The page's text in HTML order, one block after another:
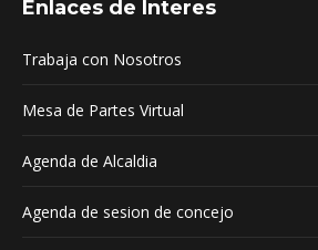
opens
new
opens
new
opens
new
Enlaces de Interes
Trabaja con Nosotros
Mesa de Partes Virtual
Agenda de Alcaldia
Agenda de sesion de concejo